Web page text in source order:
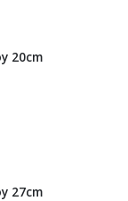
20cm
27cm